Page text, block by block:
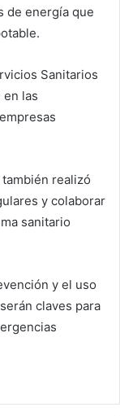
de energía que
Sanitarios
en las
realizó
y colaborar
sanitario
y el uso
claves para